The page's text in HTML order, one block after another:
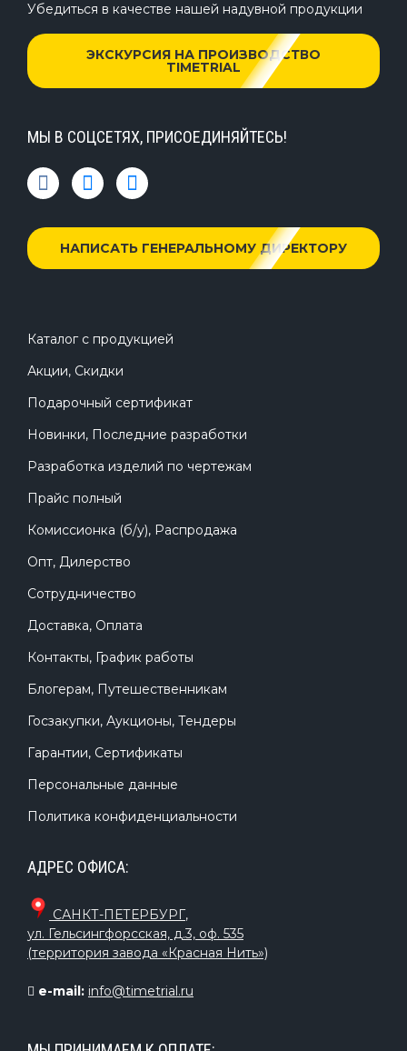
Убедиться в качестве нашей надувной продукции
ЭКСКУРСИЯ НА ПРОИЗВОДСТВО
TIMETRIAL
МЫ В СОЦСЕТЯХ, ПРИСОЕДИНЯЙТЕСЬ!
НАПИСАТЬ ГЕНЕРАЛЬНОМУ ДИРЕКТОРУ
Каталог с продукцией
Акции, Скидки
Подарочный сертификат
Новинки, Последние разработки
Разработка изделий по чертежам
Прайс полный
Комиссионка (б/у), Распродажа
Опт, Дилерство
Сотрудничество
Доставка, Оплата
Контакты, График работы
Блогерам, Путешественникам
Госзакупки, Аукционы, Тендеры
Гарантии, Сертификаты
Персональные данные
Политика конфиденциальности
АДРЕС ОФИСА:
САНКТ-ПЕТЕРБУРГ,
ул. Гельсингфорсская, д.3, оф. 535
(территория завода «Красная Нить»)
e-mail: info@timetrial.ru